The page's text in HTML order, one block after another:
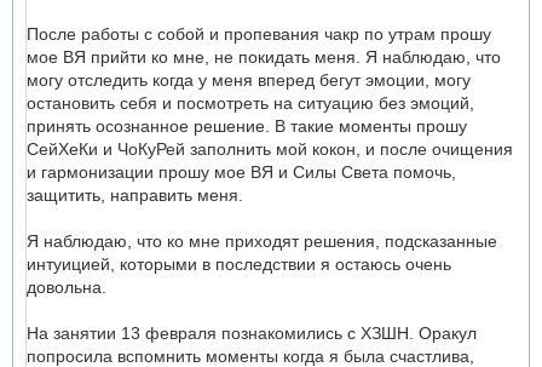
После работы с собой и пропевания чакр по утрам прошу
мое ВЯ прийти ко мне, не покидать меня. Я наблюдаю, что
могу отследить когда у меня вперед бегут эмоции, могу
остановить себя и посмотреть на ситуацию без эмоций,
принять осознанное решение. В такие моменты прошу
СейХеКи и ЧоКуРей заполнить мой кокон, и после очищения
и гармонизации прошу мое ВЯ и Силы Света помочь,
защитить, направить меня.
Я наблюдаю, что ко мне приходят решения, подсказанные
интуицией, которыми в последствии я остаюсь очень
довольна.
На занятии 13 февраля познакомились с ХЗШН. Оракул
попросила вспомнить моменты когда я была счастлива,